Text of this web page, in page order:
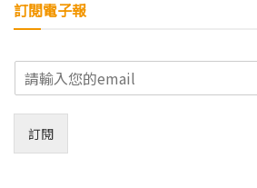
訂閱電子報
E
m
*
訂閱